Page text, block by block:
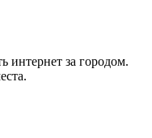
интернет за городом.